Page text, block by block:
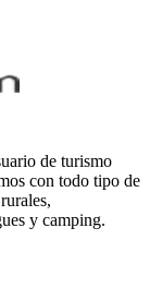
de turismo
con todo tipo de
y camping.